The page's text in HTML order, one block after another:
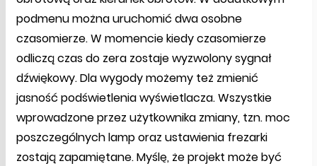
podmenu można uruchomić dwa osobne
czasomierze. W momencie kiedy czasomierze
odliczą czas do zera zostaje wyzwolony sygnał
dźwiękowy. Dla wygody możemy też zmienić
jasność podświetlenia wyświetlacza. Wszystkie
wprowadzone przez użytkownika zmiany, tzn. moc
poszczególnych lamp oraz ustawienia frezarki
zostają zapamiętane. Myślę, że projekt może być